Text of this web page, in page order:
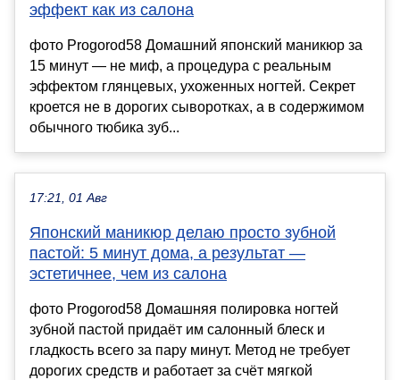
эффект как из салона
фото Progorod58 Домашний японский маникюр за
15 минут — не миф, а процедура с реальным
эффектом глянцевых, ухоженных ногтей. Секрет
кроется не в дорогих сыворотках, а в содержимом
обычного тюбика зуб...
17:21, 01 Авг
Японский маникюр делаю просто зубной
пастой: 5 минут дома, а результат —
эстетичнее, чем из салона
фото Progorod58 Домашняя полировка ногтей
зубной пастой придаёт им салонный блеск и
гладкость всего за пару минут. Метод не требует
дорогих средств и работает за счёт мягкой